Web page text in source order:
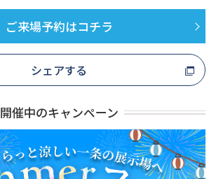
ご来場予約はコチラ
シェアする
開催中のキャンペーン